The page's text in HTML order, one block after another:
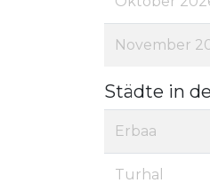
November
Städte in
Erbaa
Turhal